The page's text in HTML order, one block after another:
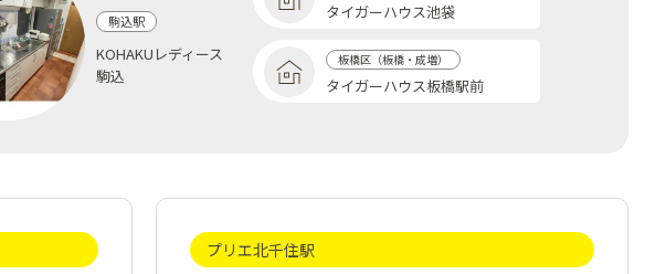
駒込駅
KOHAKUレディース
駒込
タイガーハウス池袋
板橋区（板橋・成増）
タイガーハウス板橋駅前
プリエ北千住駅